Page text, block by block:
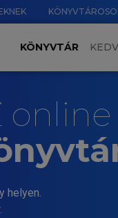
KÖNYVTÁR
online
helyen.